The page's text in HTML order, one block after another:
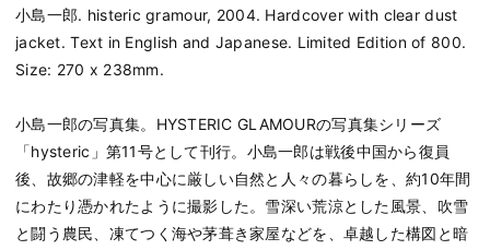
小島一郎. histeric gramour, 2004. Hardcover with clear dust
jacket. Text in English and Japanese. Limited Edition of 800.
Size: 270 x 238mm.
小島一郎の写真集。HYSTERIC GLAMOURの写真集シリーズ
「hysteric」第11号として刊行。小島一郎は戦後中国から復員
後、故郷の津軽を中心に厳しい自然と人々の暮らしを、約10年間
にわたり憑かれたように撮影した。雪深い荒涼とした風景、吹雪
と闘う農民、凍てつく海や茅葺き家屋などを、卓越した構図と暗